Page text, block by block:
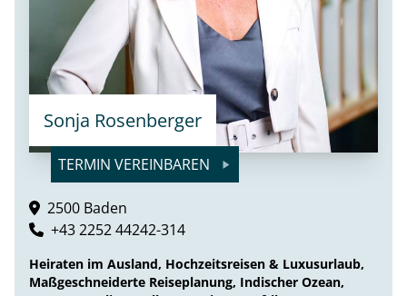
Sonja Rosenberger
TERMIN VEREINBAREN
2500 Baden
+43 2252 44242-314
Heiraten im Ausland, Hochzeitsreisen & Luxusurlaub,
Maßgeschneiderte Reiseplanung, Indischer Ozean,